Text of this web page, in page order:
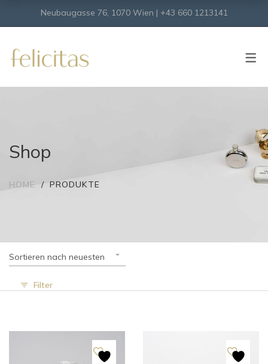
Neubaugasse 76, 1070 Wien | +43 660 1213141
Shop
HOME PRODUKTE
Sortieren nach neuesten
Filter